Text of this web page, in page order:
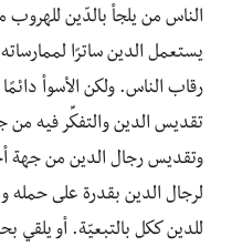
الناس من يلجأ بالدّين
يستعمل الدين ساترًا
رقاب الناس. ولكن الأسوأ
تقديس الدين والتفكِّر فيه من
وتقديس رجال الدين من جهة
لرجال الدين بقدرة على
للدين ككل بالتبعيّة. أو يلقي